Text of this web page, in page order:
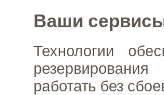
Ваши
Технологии
работать без